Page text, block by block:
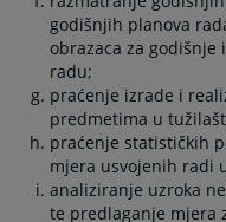
godišnjih planova
obrazaca za
radu;
praćenje izrade i
predmetima u
praćenje statističkih
mjera usvojenih radi
analiziranje uzroka
te predlaganje mjera